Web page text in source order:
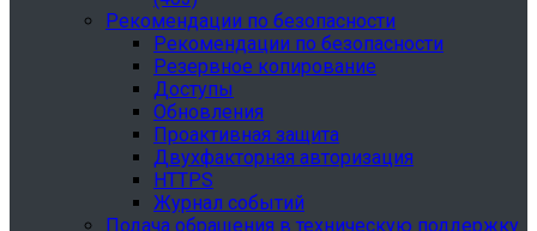
Рекомендации по безопасности
Рекомендации по безопасности
Резервное копирование
Доступы
Обновления
Проактивная защита
Двухфакторная авторизация
HTTPS
Журнал событий
Подача обращения в техническую поддержку